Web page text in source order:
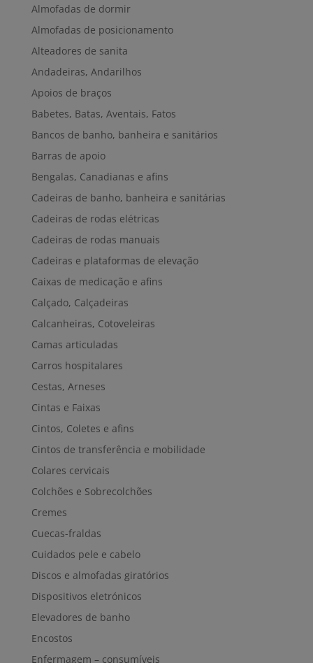
Almofadas de dormir
Almofadas de posicionamento
Alteadores de sanita
Andadeiras, Andarilhos
Apoios de braços
Babetes, Batas, Aventais, Fatos
Bancos de banho, banheira e sanitários
Barras de apoio
Bengalas, Canadianas e afins
Cadeiras de banho, banheira e sanitárias
Cadeiras de rodas elétricas
Cadeiras de rodas manuais
Cadeiras e plataformas de elevação
Caixas de medicação e afins
Calçado, Calçadeiras
Calcanheiras, Cotoveleiras
Camas articuladas
Carros hospitalares
Cestas, Arneses
Cintas e Faixas
Cintos, Coletes e afins
Cintos de transferência e mobilidade
Colares cervicais
Colchões e Sobrecolchões
Cremes
Cuecas-fraldas
Cuidados pele e cabelo
Discos e almofadas giratórios
Dispositivos eletrónicos
Elevadores de banho
Encostos
Enfermagem – consumíveis